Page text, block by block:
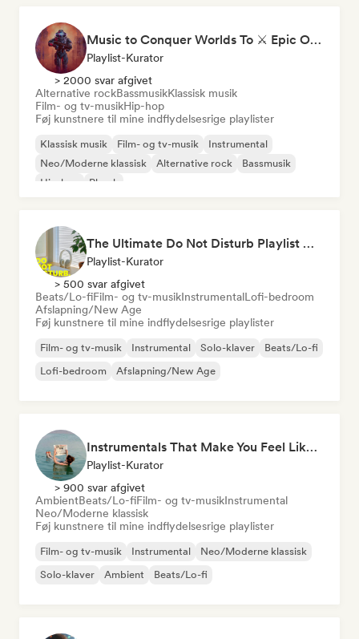
Music to Conquer Worlds To ⚔️ Epic Orchestral, Cinematic & Trailer Music
Playlist-Kurator
> 2000 svar afgivet
Alternative rockBassmusikKlassisk musik
Film- og tv-musikHip-hop
Føj kunstnere til mine indflydelsesrige playlister
Klassisk musik Film- og tv-musik
Instrumental
Neo/Moderne klassisk
Alternative rock
Bassmusik
Hip-hop
Phonk
The Ultimate Do Not Disturb Playlist 🔕 Neo-Classical & Ambient Piano
Playlist-Kurator
> 500 svar afgivet
Beats/Lo-fiFilm- og tv-musikInstrumentalLofi-bedroom
Afslapning/New Age
Føj kunstnere til mine indflydelsesrige playlister
Film- og tv-musik Instrumental Solo-klaver
Beats/Lo-fi
Lofi-bedroom
Afslapning/New Age
Instrumentals That Make You Feel Like Floating
Playlist-Kurator
> 900 svar afgivet
AmbientBeats/Lo-fiFilm- og tv-musikInstrumental
Neo/Moderne klassisk
Føj kunstnere til mine indflydelsesrige playlister
Film- og tv-musik Instrumental
Neo/Moderne klassisk
Solo-klaver
Ambient Beats/Lo-fi